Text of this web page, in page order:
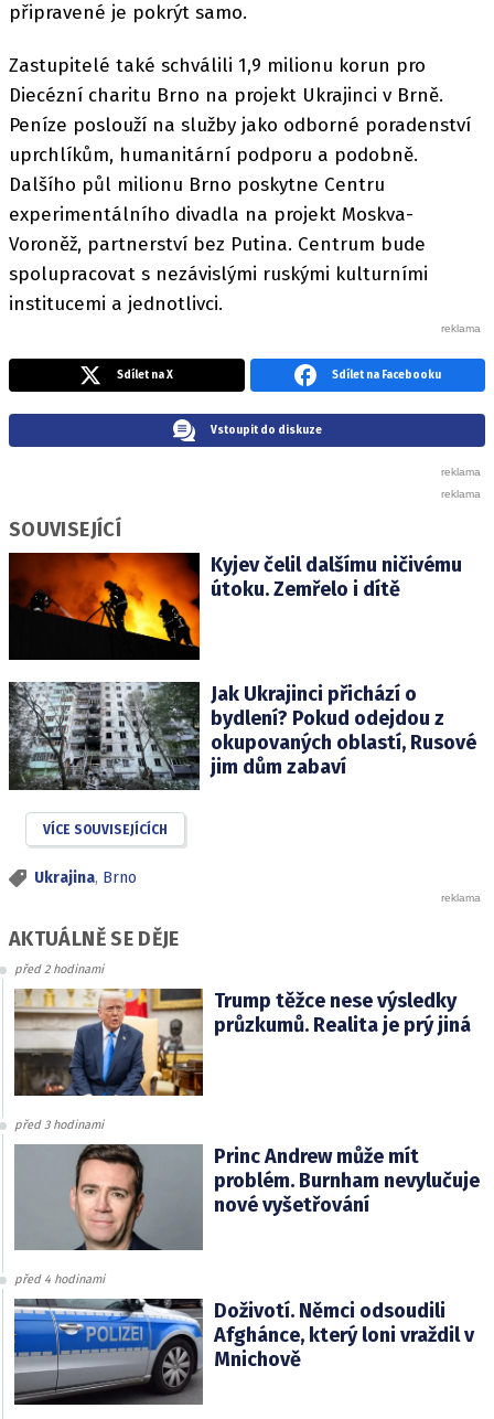
připravené je pokrýt samo.
Zastupitelé také schválili 1,9 milionu korun pro
Diecézní charitu Brno na projekt Ukrajinci v Brně.
Peníze poslouží na služby jako odborné poradenství
uprchlíkům, humanitární podporu a podobně.
Dalšího půl milionu Brno poskytne Centru
experimentálního divadla na projekt Moskva-
Voroněž, partnerství bez Putina. Centrum bude
spolupracovat s nezávislými ruskými kulturními
institucemi a jednotlivci.
Sdílet na X Sdílet na Facebooku
Vstoupit do diskuze
SOUVISEJÍCÍ
Kyjev čelil dalšímu ničivému
útoku. Zemřelo i dítě
Jak Ukrajinci přichází o
bydlení? Pokud odejdou z
okupovaných oblastí, Rusové
jim dům zabaví
VÍCE SOUVISEJÍCÍCH
Ukrajina, Brno
AKTUÁLNĚ SE DĚJE
před 2 hodinami
Trump těžce nese výsledky
průzkumů. Realita je prý jiná
před 3 hodinami
Princ Andrew může mít
problém. Burnham nevylučuje
nové vyšetřování
před 4 hodinami
Doživotí. Němci odsoudili
Afghánce, který loni vraždil v
Mnichově